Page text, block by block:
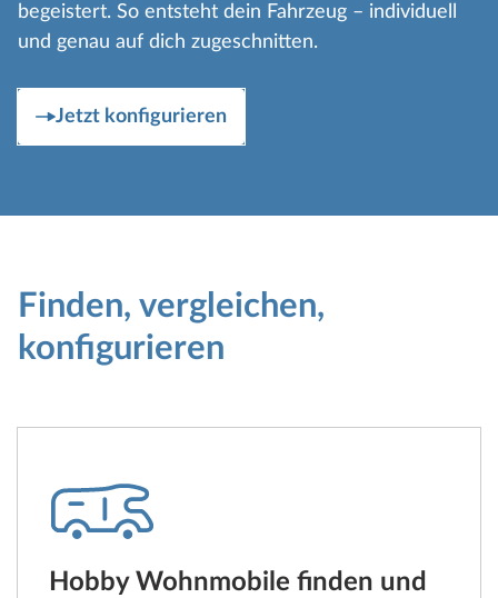
begeistert. So entsteht dein Fahrzeug – individuell
und genau auf dich zugeschnitten.
Jetzt konfigurieren
Finden, vergleichen,
konfigurieren
Hobby Wohnmobile finden und